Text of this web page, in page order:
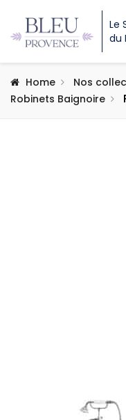
Le
du
Home Nos
Robinets Baignoire